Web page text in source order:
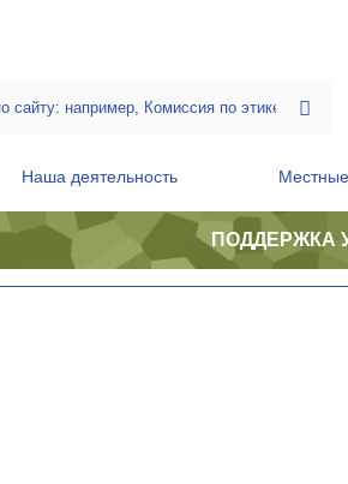
Наша деятельность
ПОДДЕРЖКА